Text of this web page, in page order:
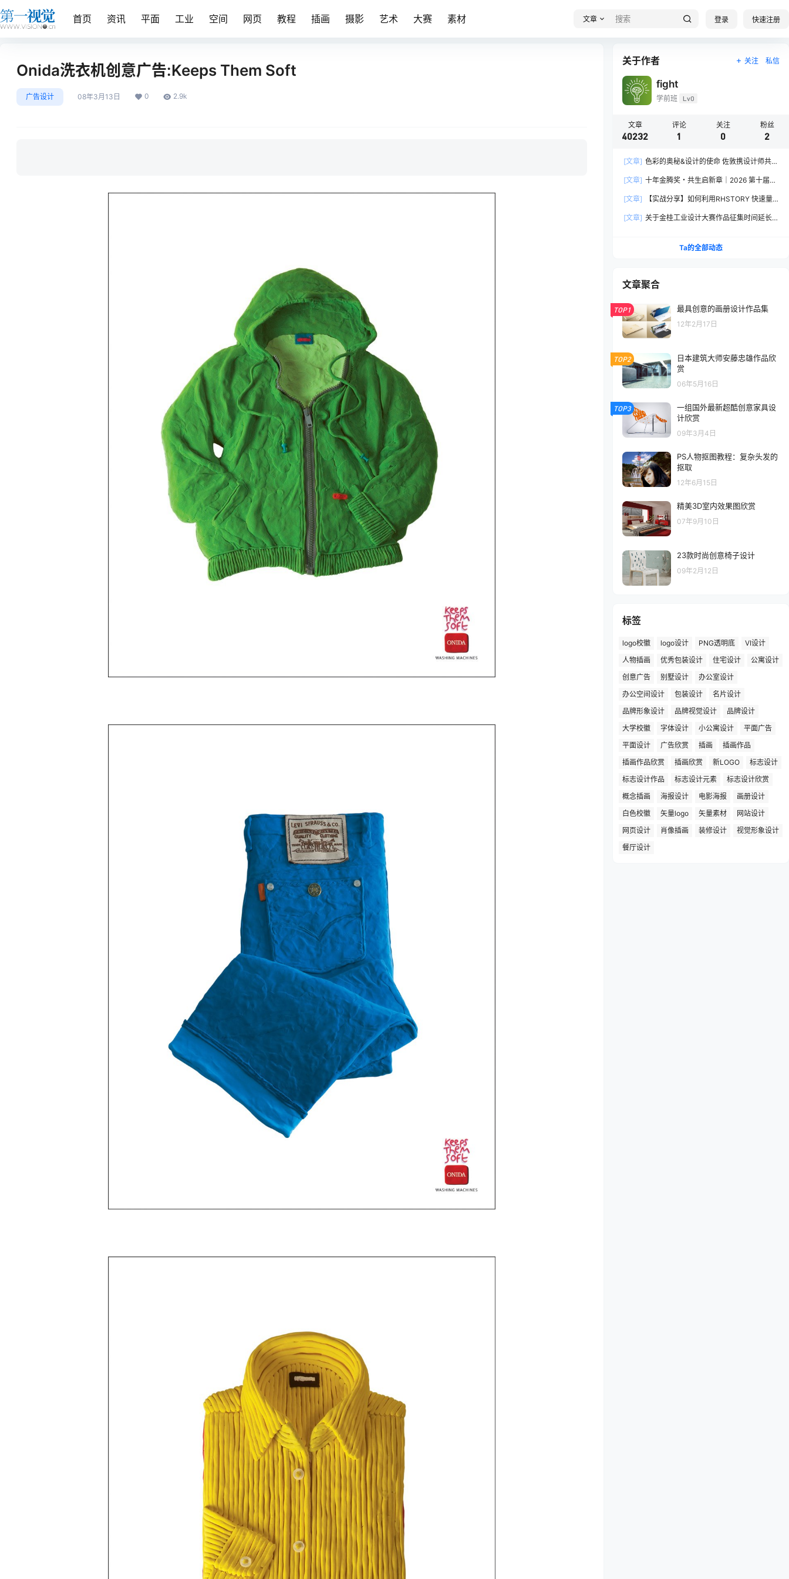
首页 资讯 平面 工业 空间 网页 教程 插画 摄影 艺术 大赛 素材 文章 登录 快速注册
Onida洗衣机创意广告:Keeps Them Soft
广告设计 08年3月13日 0 2.9k
关于作者 关注 私信
fight
学前班 Lv0
文章
40232
评论
1
关注
0
粉丝
2
[文章] 色彩的奥秘&设计的使命 佐敦携设计师共探
[文章] 十年金腾奖・共生启新章｜2026 第十届金
[文章]
【实战分享】如何利用RHSTORY 快速量
[文章] 关于金桂工业设计大赛作品征集时间延长
Ta的全部动态
文章聚合
TOP1 最具创意的画册设计作品集
12年2月17日
TOP2
日本建筑大师安藤忠雄作品欣
赏
06年5月16日
TOP3
一组国外最新超酷创意家具设
计欣赏
09年3月4日
PS人物抠图教程：复杂头发的
抠取
12年6月15日
精美3D室内效果图欣赏
07年9月10日
23款时尚创意椅子设计
09年2月12日
标签
logo校徽 logo设计 PNG透明底
VI设计
人物插画
优秀包装设计 住宅设计
公寓设计
创意广告
别墅设计
办公室设计
办公空间设计
包装设计
名片设计
品牌形象设计
品牌视觉设计
品牌设计
大学校徽
字体设计 小公寓设计
平面广告
平面设计
广告欣赏 插画
插画作品
插画作品欣赏
插画欣赏 新LOGO
标志设计
标志设计作品
标志设计元素
标志设计欣赏
概念插画
海报设计 电影海报
画册设计
白色校徽
矢量logo 矢量素材
网站设计
网页设计
肖像插画 装修设计
视觉形象设计
餐厅设计